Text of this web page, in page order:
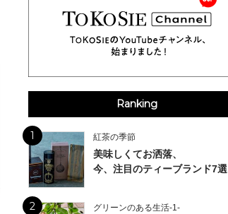
Ranking
1 紅茶の季節
美味しくてお洒落、
今、注目のティーブランド7選
2 グリーンのある生活-1-